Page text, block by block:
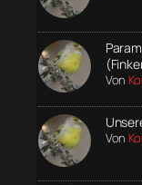
Von
Von